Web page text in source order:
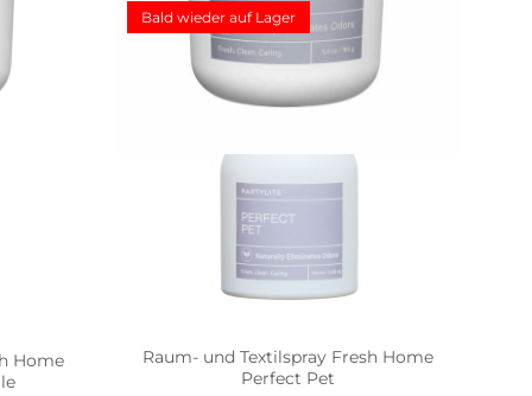
12,48 € 24,95 € Angebot
Home
Bald wieder auf Lager
Raum- und Textilspray Fresh Home
Perfect Pet